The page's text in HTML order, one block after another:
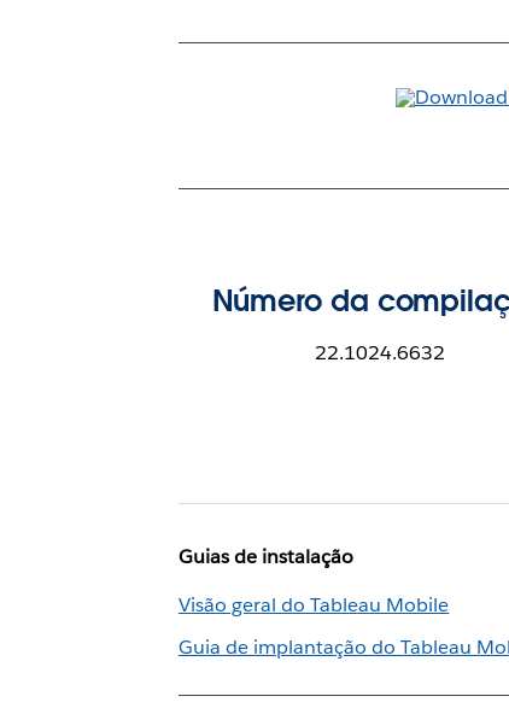
Número da
22.1024.6632
Guias de instalação
Visão geral do Tableau Mobile
Guia de implantação do Tableau